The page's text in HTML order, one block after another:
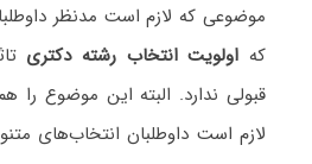
موضوعی که لازم است مدنظر
که اولویت انتخاب رشته دکتری
قبولی ندارد. البته این موضوع را
لازم است داوطلبان انتخاب‌های